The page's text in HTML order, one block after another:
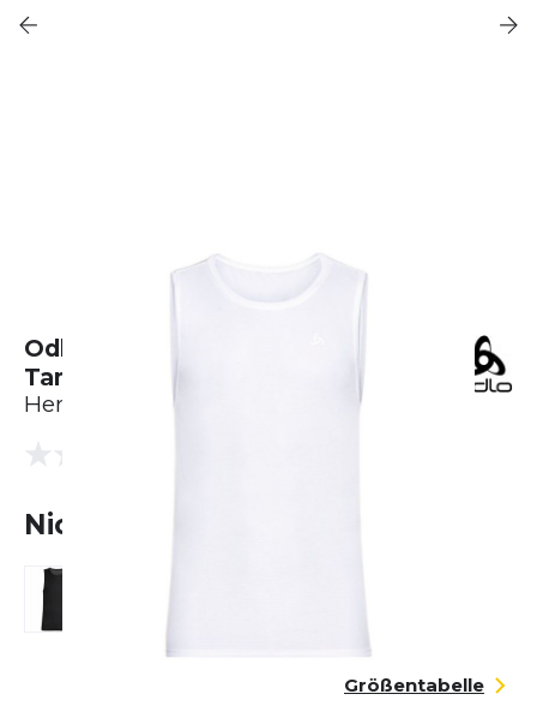
Odlo Active F-DRY Light Eco
Tanktop
Herren
Nicht lieferbar
Größentabelle